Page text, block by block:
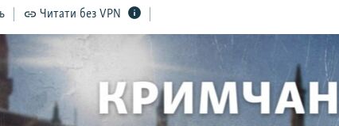
Читати без VPN